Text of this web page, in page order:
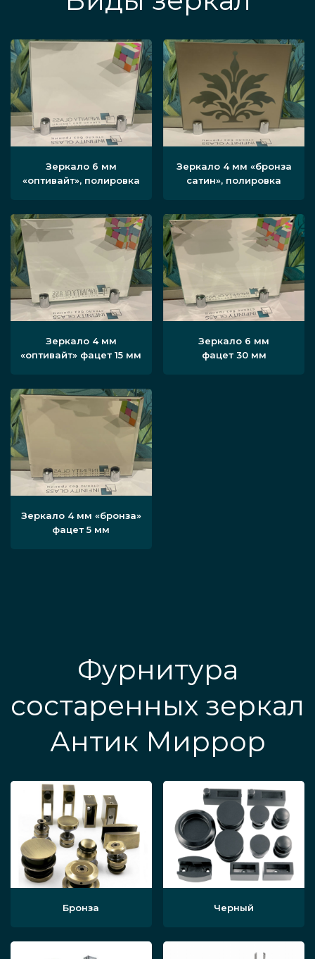
Зеркало 6 мм
«оптивайт», полировка
Зеркало 4 мм «бронза
сатин», полировка
Зеркало 4 мм
«оптивайт» фацет 15 мм
Зеркало 6 мм
фацет 30 мм
Зеркало 4 мм «бронза»
фацет 5 мм
Фурнитура
состаренных зеркал
Антик Миррор
Бронза Черный